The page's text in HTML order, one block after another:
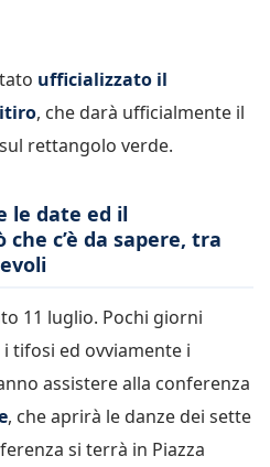
ufficializzato il
, che darà ufficialmente il
rettangolo verde.
le date ed il
c’è da sapere, tra
11 luglio. Pochi giorni
i tifosi ed ovviamente i
assistere alla conferenza
, che aprirà le danze dei sette
si terrà in Piazza